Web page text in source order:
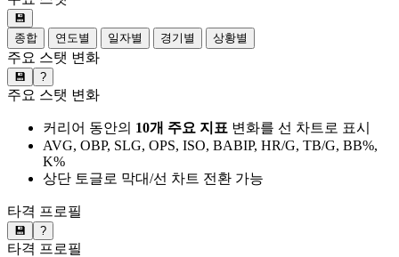
💾
종합
연도별 일자별 경기별 상황별
주요 스탯 변화
💾 ?
주요 스탯 변화
커리어 동안의 10개 주요 지표 변화를 선 차트로 표시
AVG, OBP, SLG, OPS, ISO, BABIP, HR/G, TB/G, BB%,
K%
상단 토글로 막대/선 차트 전환 가능
타격 프로필
💾 ?
타격 프로필